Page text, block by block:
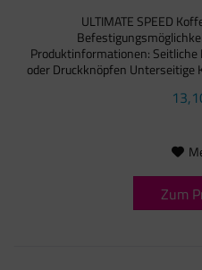
ULTIMATE SPEED
Produktinformationen:
oder Druckknöpfen
Zum